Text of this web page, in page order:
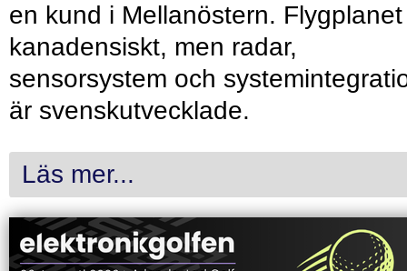
en kund i Mellanöstern.
kanadensiskt, men radar,
sensorsystem och
är svenskutvecklade.
Läs mer...